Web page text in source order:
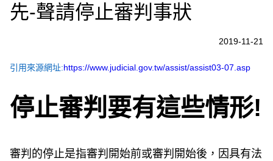
先-聲請停止審判事狀
2019-11-21
引用來源網址:https://www.judicial.gov.tw/assist/assist03-07.asp
停止審判要有這些情形!
審判的停止是指審判開始前或審判開始後，因具有法